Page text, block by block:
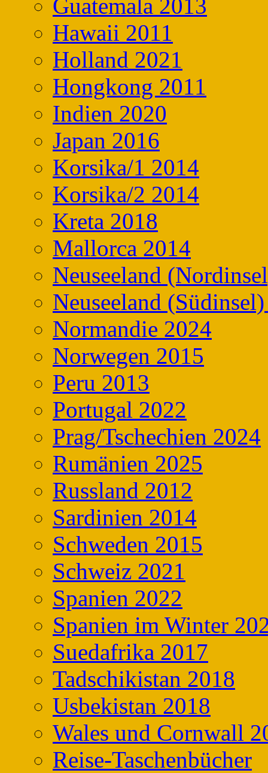
Guatemala 2013
Hawaii 2011
Holland 2021
Hongkong 2011
Indien 2020
Japan 2016
Korsika/1 2014
Korsika/2 2014
Kreta 2018
Mallorca 2014
Neuseeland
Neuseeland
Normandie 2024
Norwegen 2015
Peru 2013
Portugal 2022
Prag/Tschechien 2024
Rumänien 2025
Russland 2012
Sardinien 2014
Schweden 2015
Schweiz 2021
Spanien 2022
Spanien im Winter
Suedafrika 2017
Tadschikistan 2018
Usbekistan 2018
Wales und Cornwall
Reise-Taschenbücher